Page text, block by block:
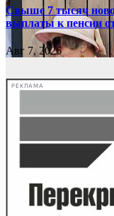
Свыше 7 тысяч
выплаты к пенсии
Авг 7, 2026
РЕКЛАМА